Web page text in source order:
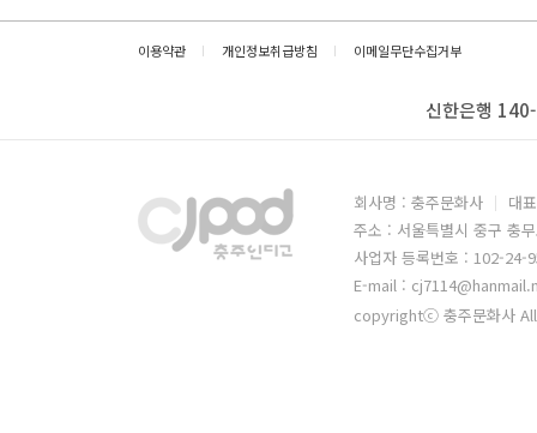
이용약관 개인정보취급방침 이메일무단수집거부
신한은행
회사명 : 충주문화사
대
주소 : 서울특별시 중구 충
사업자 등록번호 : 102-24-
E-mail :
copyrightⓒ 충주문화사